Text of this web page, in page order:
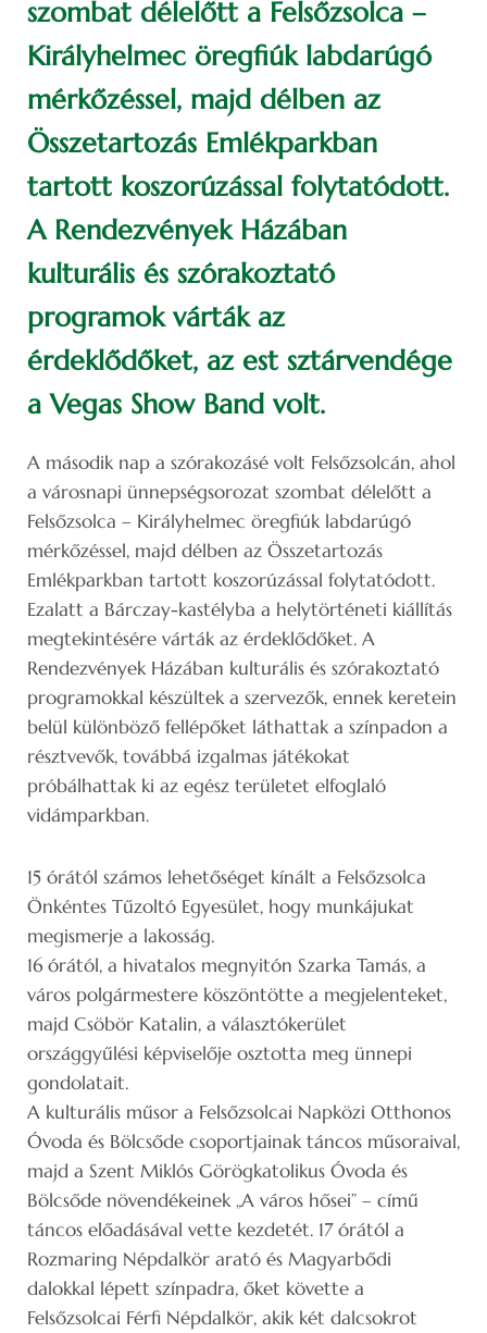
szombat délelőtt a Felsőzsolca –
Királyhelmec öregfiúk labdarúgó
mérkőzéssel, majd délben az
Összetartozás Emlékparkban
tartott koszorúzással folytatódott.
A Rendezvények Házában
kulturális és szórakoztató
programok várták az
érdeklődőket, az est sztárvendége
a Vegas Show Band volt.
A második nap a szórakozásé volt Felsőzsolcán, ahol
a városnapi ünnepségsorozat szombat délelőtt a
Felsőzsolca – Királyhelmec öregfiúk labdarúgó
mérkőzéssel, majd délben az Összetartozás
Emlékparkban tartott koszorúzással folytatódott.
Ezalatt a Bárczay-kastélyba a helytörténeti kiállítás
megtekintésére várták az érdeklődőket. A
Rendezvények Házában kulturális és szórakoztató
programokkal készültek a szervezők, ennek keretein
belül különböző fellépőket láthattak a színpadon a
résztvevők, továbbá izgalmas játékokat
próbálhattak ki az egész területet elfoglaló
vidámparkban.
15 órától számos lehetőséget kínált a Felsőzsolca
Önkéntes Tűzoltó Egyesület, hogy munkájukat
megismerje a lakosság.
16 órától, a hivatalos megnyitón Szarka Tamás, a
város polgármestere köszöntötte a megjelenteket,
majd Csöbör Katalin, a választókerület
országgyűlési képviselője osztotta meg ünnepi
gondolatait.
A kulturális műsor a Felsőzsolcai Napközi Otthonos
Óvoda és Bölcsőde csoportjainak táncos műsoraival,
majd a Szent Miklós Görögkatolikus Óvoda és
Bölcsőde növendékeinek „A város hősei” – című
táncos előadásával vette kezdetét. 17 órától a
Rozmaring Népdalkör arató és Magyarbődi
dalokkal lépett színpadra, őket követte a
Felsőzsolcai Férfi Népdalkör, akik két dalcsokrot